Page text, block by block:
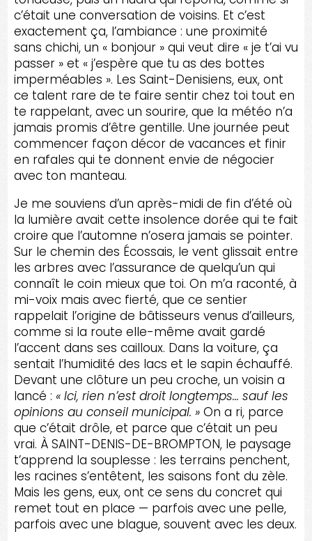
c’était une conversation de voisins. Et c’est
exactement ça, l’ambiance : une proximité
sans chichi, un « bonjour » qui veut dire « je t’ai vu
passer » et « j’espère que tu as des bottes
imperméables ». Les Saint-Denisiens, eux, ont
ce talent rare de te faire sentir chez toi tout en
te rappelant, avec un sourire, que la météo n’a
jamais promis d’être gentille. Une journée peut
commencer façon décor de vacances et finir
en rafales qui te donnent envie de négocier
avec ton manteau.
Je me souviens d’un après-midi de fin d’été où
la lumière avait cette insolence dorée qui te fait
croire que l’automne n’osera jamais se pointer.
Sur le chemin des Écossais, le vent glissait entre
les arbres avec l’assurance de quelqu’un qui
connaît le coin mieux que toi. On m’a raconté, à
mi-voix mais avec fierté, que ce sentier
rappelait l’origine de bâtisseurs venus d’ailleurs,
comme si la route elle-même avait gardé
l’accent dans ses cailloux. Dans la voiture, ça
sentait l’humidité des lacs et le sapin échauffé.
Devant une clôture un peu croche, un voisin a
lancé : « Ici, rien n’est droit longtemps… sauf les
opinions au conseil municipal. »On a ri, parce
que c’était drôle, et parce que c’était un peu
vrai. À SAINT-DENIS-DE-BROMPTON, le paysage
t’apprend la souplesse : les terrains penchent,
les racines s’entêtent, les saisons font du zèle.
Mais les gens, eux, ont ce sens du concret qui
remet tout en place — parfois avec une pelle,
parfois avec une blague, souvent avec les deux.